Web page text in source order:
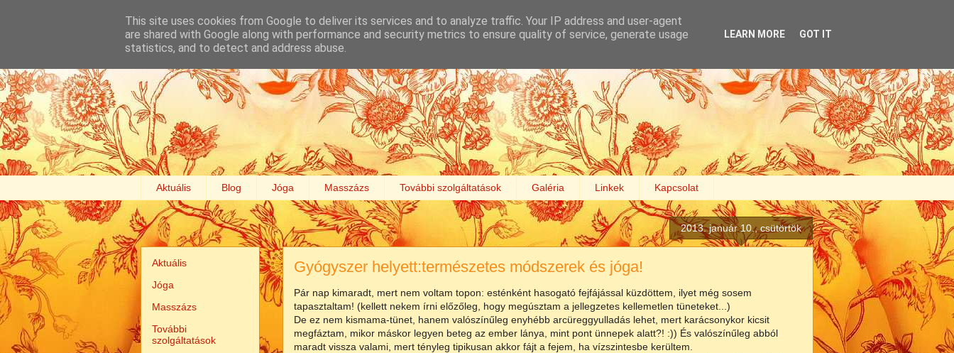
Aktuális Blog Jóga Masszázs További szolgáltatások Galéria Linkek Kapcsolat
2013. január 10., csütörtök
Gyógyszer helyett:természetes módszerek és jóga!
Pár nap kimaradt, mert nem voltam topon: esténként hasogató fejfájással küzdöttem, ilyet még sosem
tapasztaltam! (kellett nekem írni előzőleg, hogy megúsztam a jellegzetes kellemetlen tüneteket...)
De ez nem kismama-tünet, hanem valószínűleg enyhébb arcüreggyulladás lehet, mert karácsonykor kicsit
megfáztam, mikor máskor legyen beteg az ember lánya, mint pont ünnepek alatt?! :)) És valószínűleg abból
maradt vissza valami, mert tényleg tipikusan akkor fájt a fejem, ha vízszintesbe kerültem.
Aktuális
Jóga
Masszázs
További
szolgáltatások
This site uses cookies from Google to deliver its services and to analyze traffic. Your IP address and user-agent
are shared with Google along with performance and security metrics to ensure quality of service, generate usage
statistics, and to detect and address abuse.
LEARN MORE GOT IT